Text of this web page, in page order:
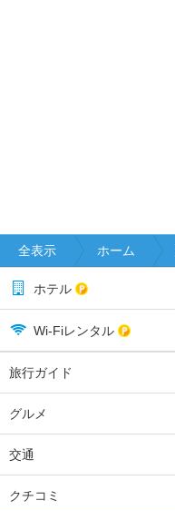
全表示 ホーム
ホテル
Wi-Fiレンタル
旅行ガイド
グルメ
交通
クチコミ